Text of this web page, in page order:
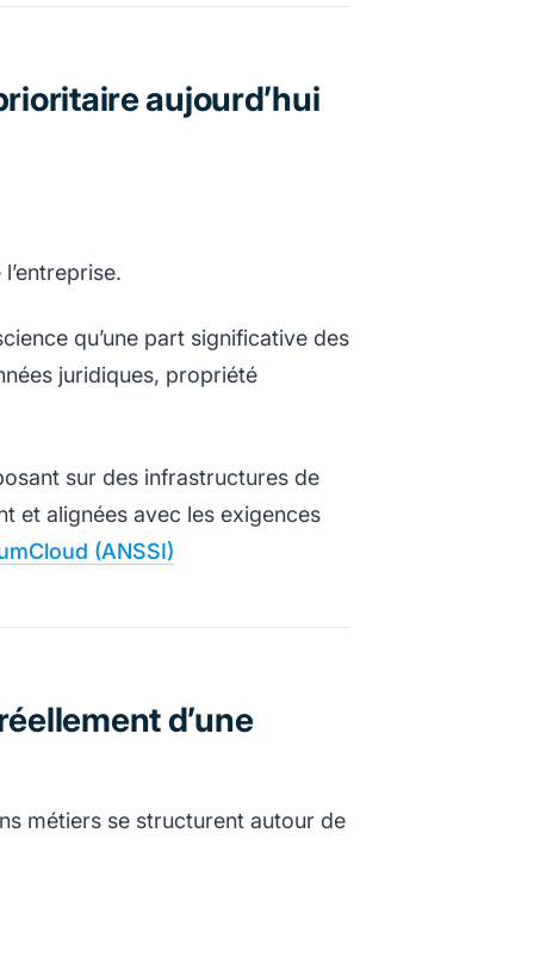
aujourd’hui
qu’une part significative des
juridiques, propriété
sur des infrastructures de
et alignées avec les exigences
(ANSSI)
d’une
métiers se structurent autour de